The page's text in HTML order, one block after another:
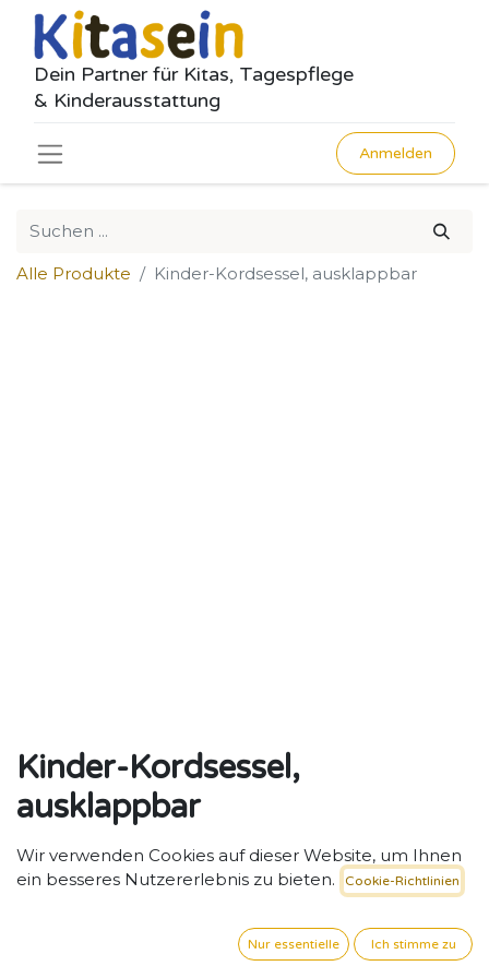
Dein Partner für Kitas, Tagespflege
& Kinderausstattung
Anmelden
Alle Produkte Kinder-Kordsessel, ausklappbar
Kinder-Kordsessel,
ausklappbar
Ausklappbarer Kinder-Kordsessel – Komfort und
Flexibilität für den Kita-Alltag.
Wir verwenden Cookies auf dieser Website, um Ihnen
ein besseres Nutzererlebnis zu bieten.
Cookie-Richtlinien
Nur essentielle Ich stimme zu